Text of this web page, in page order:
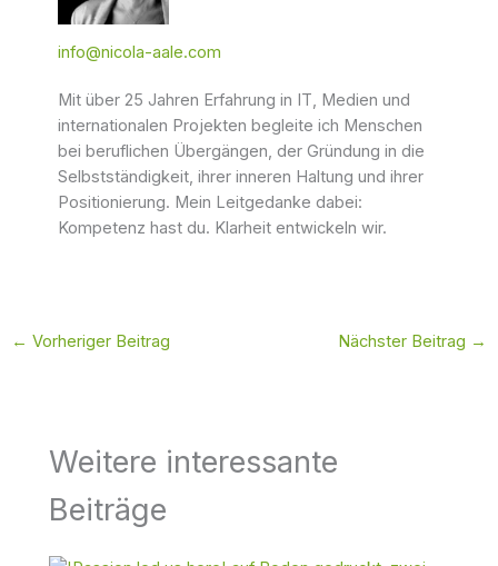
info@nicola-aale.com
Mit über 25 Jahren Erfahrung in IT, Medien und
internationalen Projekten begleite ich Menschen
bei beruflichen Übergängen, der Gründung in die
Selbstständigkeit, ihrer inneren Haltung und ihrer
Positionierung. Mein Leitgedanke dabei:
Kompetenz hast du. Klarheit entwickeln wir.
← Vorheriger Beitrag Nächster Beitrag →
Weitere interessante
Beiträge